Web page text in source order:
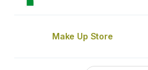
Make Up Store